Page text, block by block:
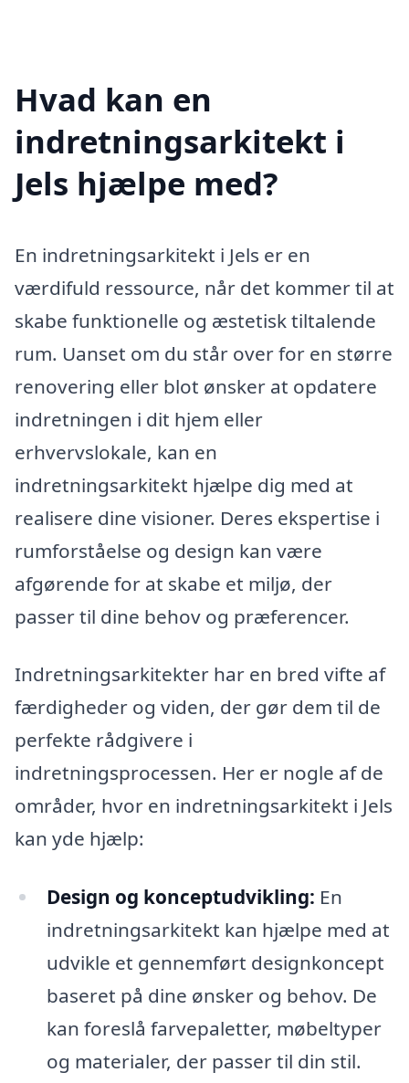
Hvad kan en
indretningsarkitekt i
Jels hjælpe med?
En indretningsarkitekt i Jels er en
værdifuld ressource, når det kommer til at
skabe funktionelle og æstetisk tiltalende
rum. Uanset om du står over for en større
renovering eller blot ønsker at opdatere
indretningen i dit hjem eller
erhvervslokale, kan en
indretningsarkitekt hjælpe dig med at
realisere dine visioner. Deres ekspertise i
rumforståelse og design kan være
afgørende for at skabe et miljø, der
passer til dine behov og præferencer.
Indretningsarkitekter har en bred vifte af
færdigheder og viden, der gør dem til de
perfekte rådgivere i
indretningsprocessen. Her er nogle af de
områder, hvor en indretningsarkitekt i Jels
kan yde hjælp:
Design og konceptudvikling: En
indretningsarkitekt kan hjælpe med at
udvikle et gennemført designkoncept
baseret på dine ønsker og behov. De
kan foreslå farvepaletter, møbeltyper
og materialer, der passer til din stil.